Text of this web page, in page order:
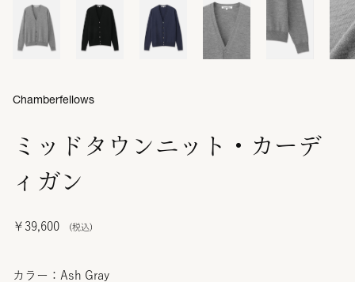
ミッドタウンニット・カーデ
ィガン
￥39,600
Chamberfellows
カラー：Ash Gray